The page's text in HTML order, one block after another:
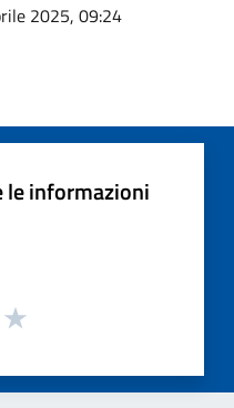
2025, 09:24
le informazioni